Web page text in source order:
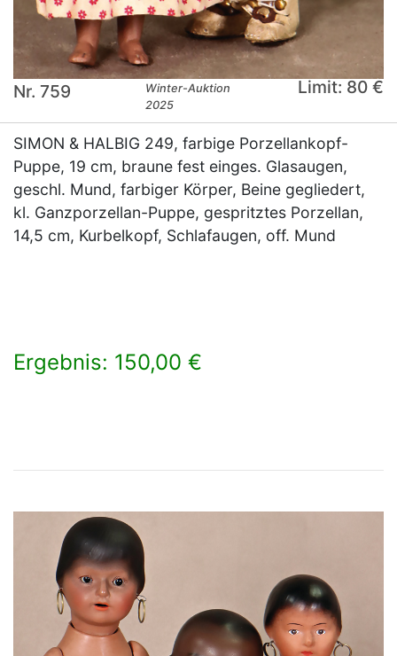
Nr. 759
Winter-Auktion
2025
Limit: 80 €
SIMON & HALBIG 249, farbige Porzellankopf-
Puppe, 19 cm, braune fest einges. Glasaugen,
geschl. Mund, farbiger Körper, Beine gegliedert,
kl. Ganzporzellan-Puppe, gespritztes Porzellan,
14,5 cm, Kurbelkopf, Schlafaugen, off. Mund
Ergebnis: 150,00 €